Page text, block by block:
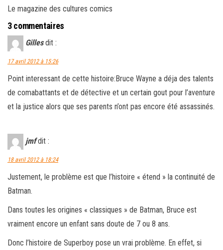
Le magazine des cultures comics
3 commentaires
Gilles dit :
17 avril 2012 à 15:26
Point interessant de cette histoire:Bruce Wayne a déja des talents
de comabattants et de détective et un certain gout pour l’aventure
et la justice alors que ses parents n’ont pas encore été assassinés.
jmf dit :
18 avril 2012 à 18:24
Justement, le problème est que l’histoire « étend » la continuité de
Batman.
Dans toutes les origines « classiques » de Batman, Bruce est
vraiment encore un enfant sans doute de 7 ou 8 ans.
Donc l’histoire de Superboy pose un vrai problème. En effet, si